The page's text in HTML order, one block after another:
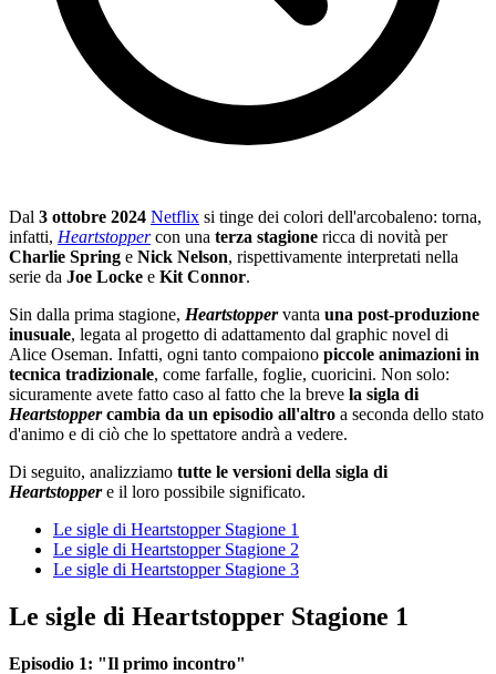
Dal 3 ottobre 2024 Netflix si tinge dei colori dell'arcobaleno: torna,
infatti, Heartstoppercon una terza stagione ricca di novità per
Charlie Spring e Nick Nelson, rispettivamente interpretati nella
serie da Joe Locke e Kit Connor.
Sin dalla prima stagione, Heartstoppervanta una post-produzione
inusuale, legata al progetto di adattamento dal graphic novel di
Alice Oseman. Infatti, ogni tanto compaiono piccole animazioni in
tecnica tradizionale, come farfalle, foglie, cuoricini. Non solo:
sicuramente avete fatto caso al fatto che la breve la sigla di
Heartstoppercambia da un episodio all'altro a seconda dello stato
d'animo e di ciò che lo spettatore andrà a vedere.
Di seguito, analizziamo tutte le versioni della sigla di
Heartstoppere il loro possibile significato.
Le sigle di Heartstopper Stagione 1
Le sigle di Heartstopper Stagione 2
Le sigle di Heartstopper Stagione 3
Le sigle di Heartstopper Stagione 1
Episodio 1: "Il primo incontro"